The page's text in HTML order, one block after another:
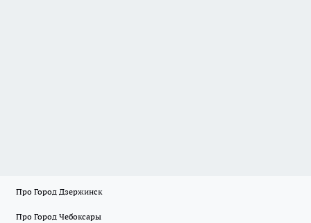
Про Город Дзержинск
Про Город Чебоксары